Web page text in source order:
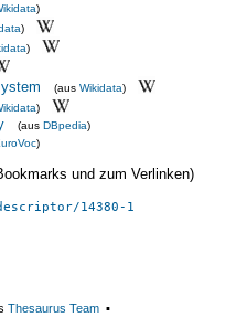
)
)
)
(aus Wikidata)
)
(aus DBpedia)
)
und zum Verlinken)
14380-1
Thesaurus Team ▪